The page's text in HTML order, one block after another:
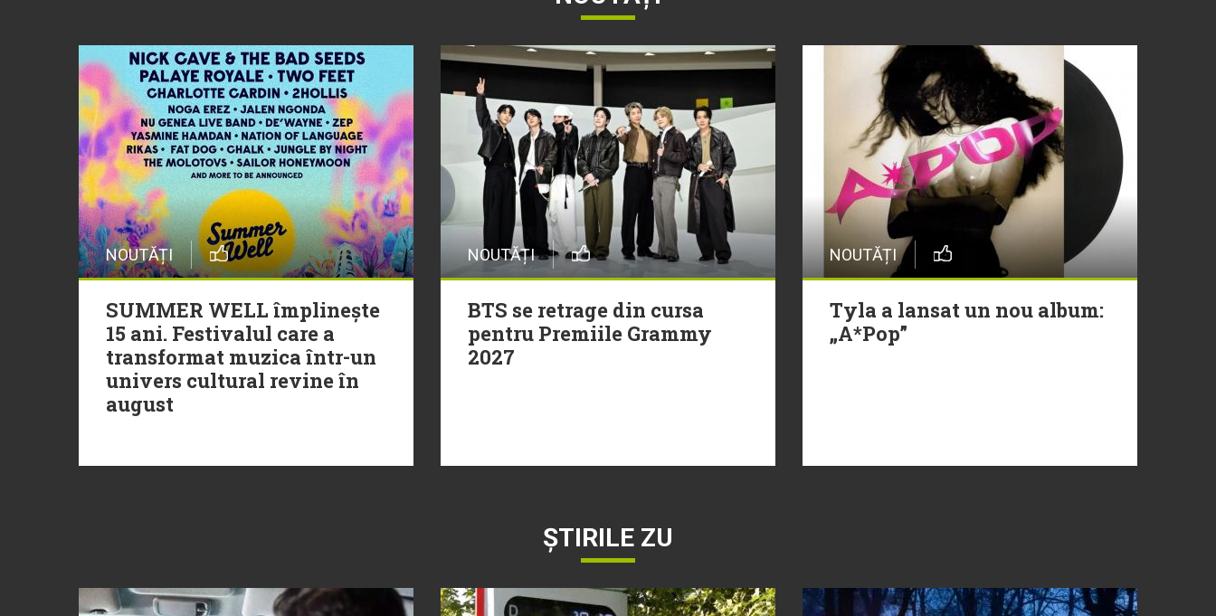
NOUTĂȚI
SUMMER WELL împlinește
15 ani. Festivalul care a
transformat muzica într-un
univers cultural revine în
august
NOUTĂȚI
BTS se retrage din cursa
pentru Premiile Grammy
2027
NOUTĂȚI
Tyla a lansat un nou album:
„A*Pop”
ȘTIRILE ZU